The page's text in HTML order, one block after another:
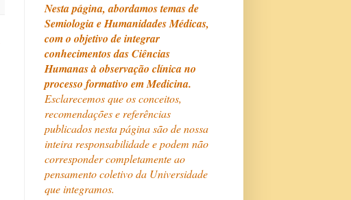
Nesta página, abordamos temas de
Semiologia e Humanidades Médicas,
com o objetivo de integrar
conhecimentos das Ciências
Humanas à observação clínica no
processo formativo em Medicina.
Esclarecemos que os conceitos,
recomendações e referências
publicados nesta página são de nossa
inteira responsabilidade e podem não
corresponder completamente ao
pensamento coletivo da Universidade
que integramos.